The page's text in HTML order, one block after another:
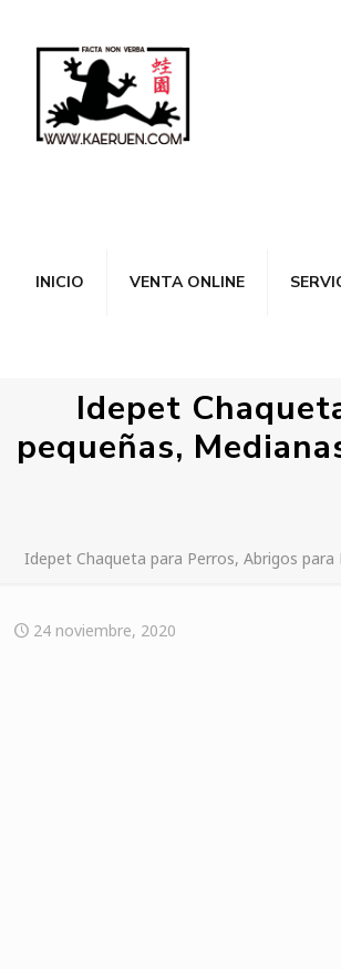
INICIO VENTA ONLINE
Idepet
pequeñas,
Idepet Chaqueta para Perros, Abrigos
24 noviembre, 2020